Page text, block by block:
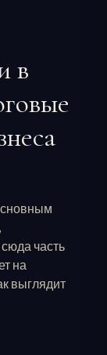
в
часть
на
выглядит